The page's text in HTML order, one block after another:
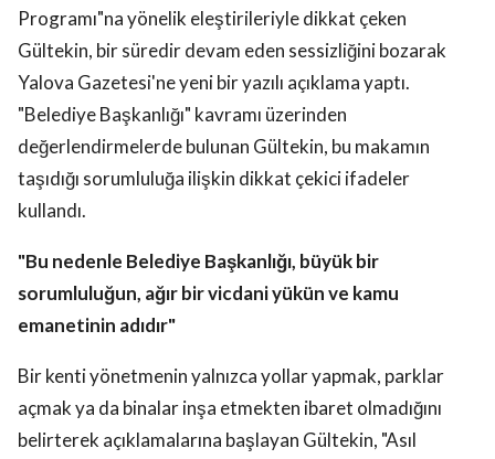
Programı"na yönelik eleştirileriyle dikkat çeken
Gültekin, bir süredir devam eden sessizliğini bozarak
Yalova Gazetesi'ne yeni bir yazılı açıklama yaptı.
"Belediye Başkanlığı" kavramı üzerinden
değerlendirmelerde bulunan Gültekin, bu makamın
taşıdığı sorumluluğa ilişkin dikkat çekici ifadeler
kullandı.
"Bu nedenle Belediye Başkanlığı, büyük bir
sorumluluğun, ağır bir vicdani yükün ve kamu
emanetinin adıdır"
Bir kenti yönetmenin yalnızca yollar yapmak, parklar
açmak ya da binalar inşa etmekten ibaret olmadığını
belirterek açıklamalarına başlayan Gültekin, "Asıl